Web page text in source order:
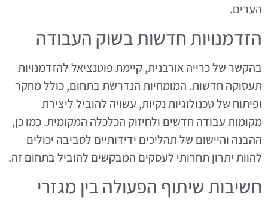
הערים.
הזדמנויות חדשות בשוק העבודה
בהקשר של כרייה אורבנית, קיימת פוטנציאל להזדמנויות
תעסוקה חדשות. המומחיות הנדרשת בתחום, כולל מחקר
ופיתוח של טכנולוגיות נקיות, עשויה להוביל ליצירת
מקומות עבודה חדשים ולחיזוק הכלכלה המקומית. כמו כן,
ההבנה והיישום של תהליכים ידידותיים לסביבה יכולים
להוות יתרון תחרותי לעסקים המבקשים להוביל בתחום זה.
חשיבות שיתוף הפעולה בין מגזרי